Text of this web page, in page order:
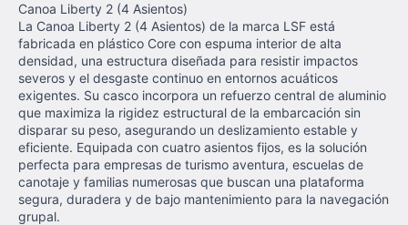
Canoa Liberty 2 (4 Asientos)
La Canoa Liberty 2 (4 Asientos) de la marca LSF está
fabricada en plástico Core con espuma interior de alta
densidad, una estructura diseñada para resistir impactos
severos y el desgaste continuo en entornos acuáticos
exigentes. Su casco incorpora un refuerzo central de aluminio
que maximiza la rigidez estructural de la embarcación sin
disparar su peso, asegurando un deslizamiento estable y
eficiente. Equipada con cuatro asientos fijos, es la solución
perfecta para empresas de turismo aventura, escuelas de
canotaje y familias numerosas que buscan una plataforma
segura, duradera y de bajo mantenimiento para la navegación
grupal.